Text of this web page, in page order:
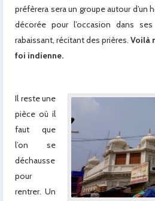
préfèrera sera un groupe autour
décorée pour l’occasion dans
rabaissant, récitant des prières. Voilà
foi indienne.
Il reste une
pièce où il
faut que
l’on se
déchausse
pour
rentrer. Un